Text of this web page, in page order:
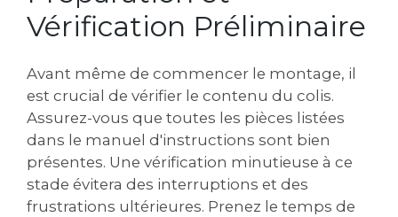
Vérification Préliminaire
Avant même de commencer le montage, il
est crucial de vérifier le contenu du colis.
Assurez-vous que toutes les pièces listées
dans le manuel d'instructions sont bien
présentes. Une vérification minutieuse à ce
stade évitera des interruptions et des
frustrations ultérieures. Prenez le temps de